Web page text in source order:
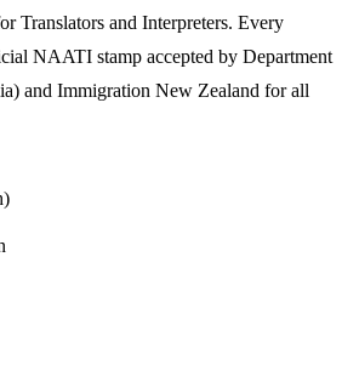
Translators and Interpreters. Every
NAATI stamp accepted by Department
and Immigration New Zealand for all